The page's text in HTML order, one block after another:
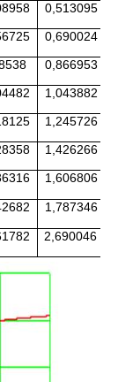
0,513095
0,690024
0,866953
1,043882
1,245726
1,426266
1,606806
1,787346
2,690046